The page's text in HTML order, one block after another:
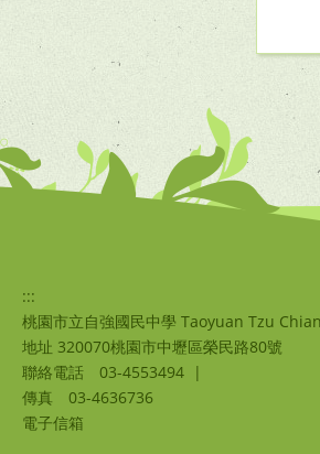
:::
桃園市立自強國民中學 Taoyuan Tzu
地址 320070桃園市中壢區榮民路80號
聯絡電話
03-4553494 |
傳真
03-4636736
電子信箱